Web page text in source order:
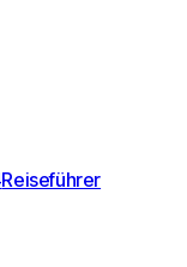
Reiseführer